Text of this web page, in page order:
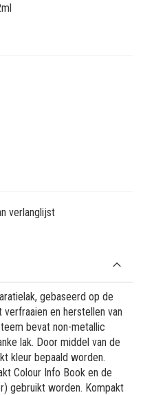
verlanglijst
gebaseerd op de
en herstellen van
bevat non-metallic
lak. Door middel van de
kleur bepaald worden.
Colour Info Book en de
gebruikt worden. Kompakt